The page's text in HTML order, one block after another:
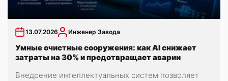
13.07.2026 Инженер Завода
Умные очистные сооружения: как AI снижает
затраты на 30% и предотвращает аварии
Внедрение интеллектуальных систем позволяет